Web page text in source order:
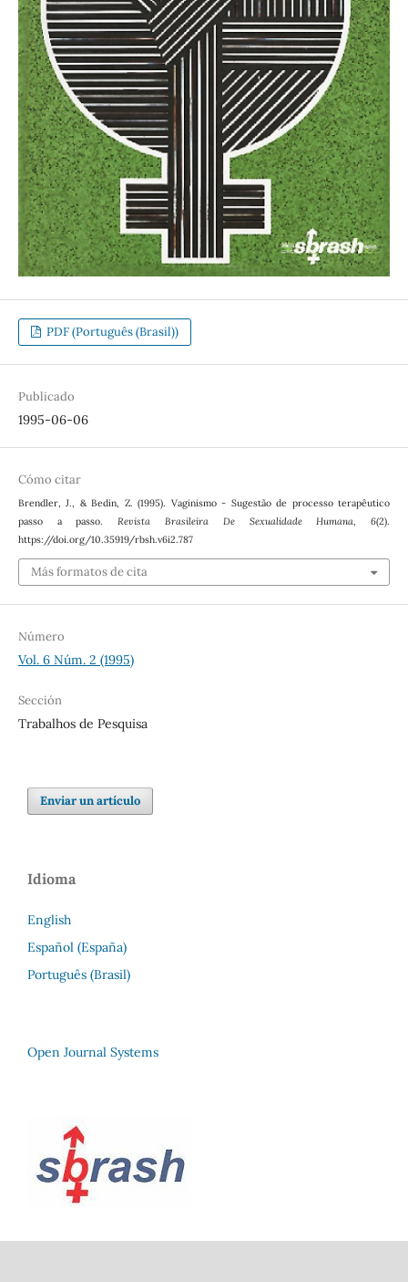
PDF (Português (Brasil))
Publicado
1995-06-06
Cómo citar
Brendler, J., & Bedin, Z. (1995). Vaginismo - Sugestão de processo terapêutico
passo a passo.Revista Brasileira De Sexualidade Humana,6(2).
https://doi.org/10.35919/rbsh.v6i2.787
Más formatos de cita
Número
Vol. 6 Núm. 2 (1995)
Sección
Trabalhos de Pesquisa
Enviar un artículo
Idioma
English
Español (España)
Português (Brasil)
Open Journal Systems